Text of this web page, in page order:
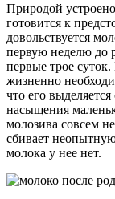
Природой
готовится к
довольствуется
первую неделю до
первые трое
жизненно
что его
насыщения
молозива совсем
сбивает
молока у нее нет.